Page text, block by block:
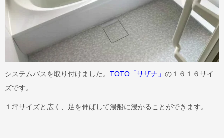
システムバスを取り付けました。 TOTO「サザナ」 の１６１６サイ
ズです。
１坪サイズと広く、足を伸ばして湯船に浸かることができます。